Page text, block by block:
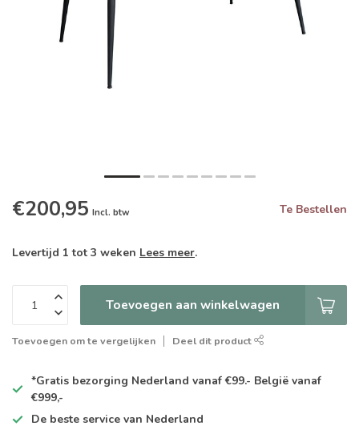
€200,95 Incl. btw Te Bestellen
Levertijd 1 tot 3 weken Lees meer.
Toevoegen aan winkelwagen
Toevoegen om te vergelijken Deel dit product
*Gratis bezorging Nederland vanaf €99.- België vanaf
€999,-
De beste service van Nederland